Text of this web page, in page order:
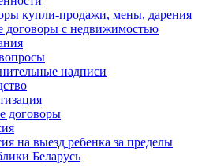
купли-продажи, мены, дарения
договоры с недвижимостью
надписи
договоры
на выезд ребенка за пределы
Беларусь